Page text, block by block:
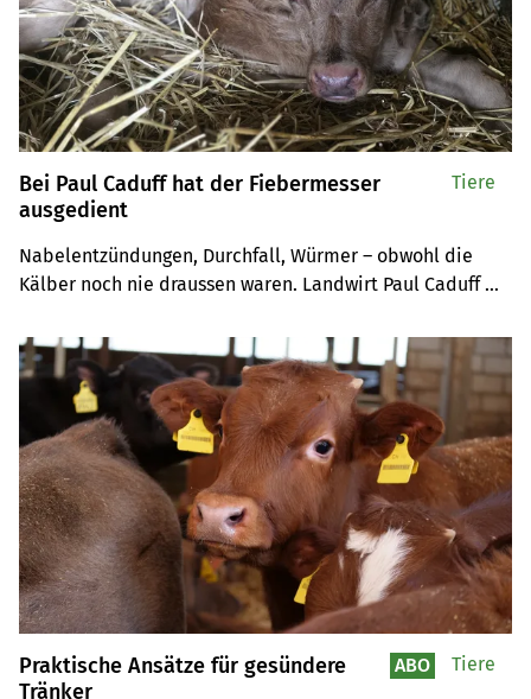
Bei Paul Caduff hat der Fiebermesser
ausgedient
Nabelentzündungen, Durchfall, Würmer – obwohl die
Kälber noch nie draussen waren. Landwirt Paul Caduff
das Tränkewasser.
Tiere
Praktische Ansätze für gesündere
Tränker
ABO Tiere